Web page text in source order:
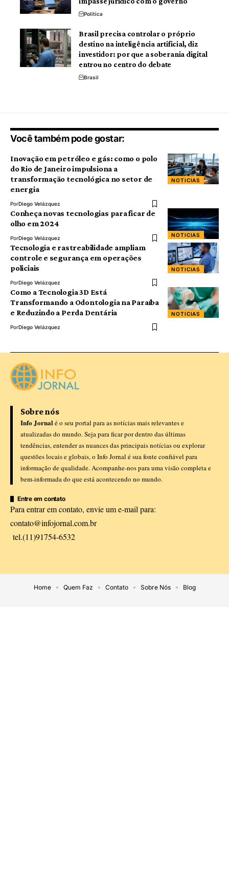
Politica
Brasil precisa controlar o próprio
destino na inteligência artificial, diz
investidor: por que a soberania digital
entrou no centro do debate
Brasil
Você também pode gostar:
NOTICIAS
Inovação em petróleo e gás: como o polo
do Rio de Janeiro impulsiona a
transformação tecnológica no setor de
energia
PorDiego Velázquez
NOTICIAS
Conheça novas tecnologias para ficar de
olho em 2024
PorDiego Velázquez
NOTICIAS
Tecnologia e rastreabilidade ampliam
controle e segurança em operações
policiais
PorDiego Velázquez
NOTICIAS
Como a Tecnologia 3D Está
Transformando a Odontologia na Paraíba
e Reduzindo a Perda Dentária
PorDiego Velázquez
Sobre nós
Info Jornalé o seu portal para as notícias mais relevantes e
atualizadas do mundo. Seja para ficar por dentro das últimas
tendências, entender as nuances das principais notícias ou explorar
questões locais e globais, o Info Jornal é sua fonte confiável para
informação de qualidade. Acompanhe-nos para uma visão completa e
bem-informada do que está acontecendo no mundo.
Entre em contato
Para entrar em contato, envie um e-mail para:
contato@infojornal.com.br
tel.(11)91754-6532
Home Quem Faz Contato Sobre Nós Blog